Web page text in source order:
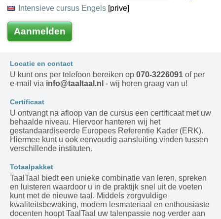
Intensieve cursus Engels [prive]
Aanmelden
Locatie en contact
U kunt ons per telefoon bereiken op 070-3226091 of per
e-mail via info@taaltaal.nl - wij horen graag van u!
Certificaat
U ontvangt na afloop van de cursus een certificaat met uw
behaalde niveau. Hiervoor hanteren wij het
gestandaardiseerde Europees Referentie Kader (ERK).
Hiermee kunt u ook eenvoudig aansluiting vinden tussen
verschillende instituten.
Totaalpakket
TaalTaal biedt een unieke combinatie van leren, spreken
en luisteren waardoor u in de praktijk snel uit de voeten
kunt met de nieuwe taal. Middels zorgvuldige
kwaliteitsbewaking, modern lesmateriaal en enthousiaste
docenten hoopt TaalTaal uw talenpassie nog verder aan